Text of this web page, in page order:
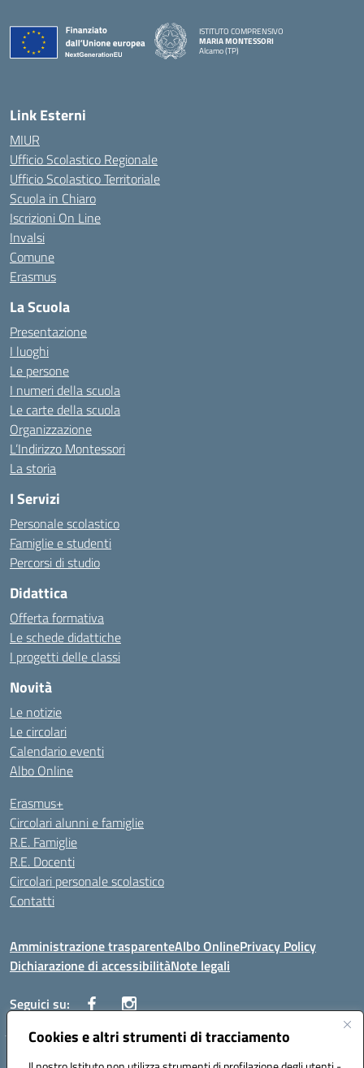
Cookies e altri strumenti di tracciamento
ISTITUTO COMPRENSIVO
MARIA MONTESSORI
Alcamo (TP)
Link Esterni
MIUR
Ufficio Scolastico Regionale
Ufficio Scolastico Territoriale
Scuola in Chiaro
Iscrizioni On Line
Invalsi
Comune
Erasmus
La Scuola
Presentazione
I luoghi
Le persone
I numeri della scuola
Le carte della scuola
Organizzazione
L’Indirizzo Montessori
La storia
I Servizi
Personale scolastico
Famiglie e studenti
Percorsi di studio
Didattica
Offerta formativa
Le schede didattiche
I progetti delle classi
Novità
Le notizie
Le circolari
Calendario eventi
Albo Online
Erasmus+
Circolari alunni e famiglie
R.E. Famiglie
R.E. Docenti
Circolari personale scolastico
Contatti
Amministrazione trasparenteAlbo OnlinePrivacy Policy
Dichiarazione di accessibilitàNote legali
Seguici su:
VIALE ITALIA , 13 91011 ALCAMO (TP)